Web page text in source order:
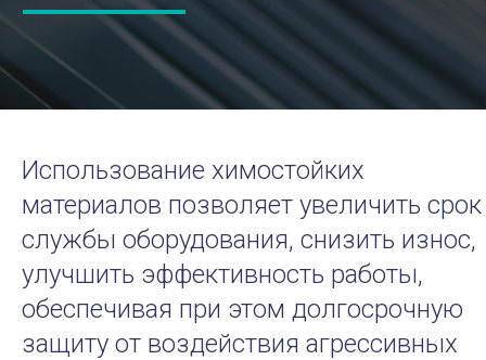
Использование химостойких
материалов позволяет увеличить срок
службы оборудования, снизить износ,
улучшить эффективность работы,
обеспечивая при этом долгосрочную
защиту от воздействия агрессивных